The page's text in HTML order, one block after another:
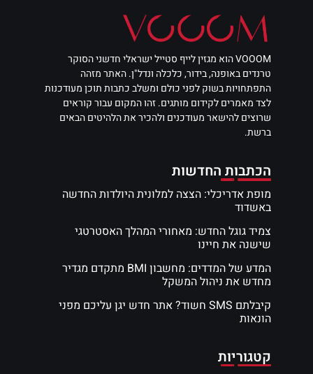
VOOOM הוא מגזין לייף סטייל ישראלי חדשני הסוקר
טרנדים באופנה, בידור, כלכלה ונדל"ן. האתר מזהה
התפתחויות בשוק לפני כולם ומשלב כתבות תוכן מעודכנות
לצד מאמרים לקידום מותגים. זהו המקום עבור קוראים
שרוצים להישאר מעודכנים ולהכיר את הלהיטים הבאים
ברשת.
הכתבות החדשות
מופת אדריכלי: הצצה למלונית היולדות החדשה
באשדוד
צמיד גוגל החדש: מאחורי המהלך האסטרטגי
שישנה את חיינו
המדע של המדדים: מחשבון BMI מתקדם מגדיר
מחדש את ניהול המשקל
קיבלתם SMS חשוד? אתר חדש יגן עליכם מפני
הונאות
קטגוריות